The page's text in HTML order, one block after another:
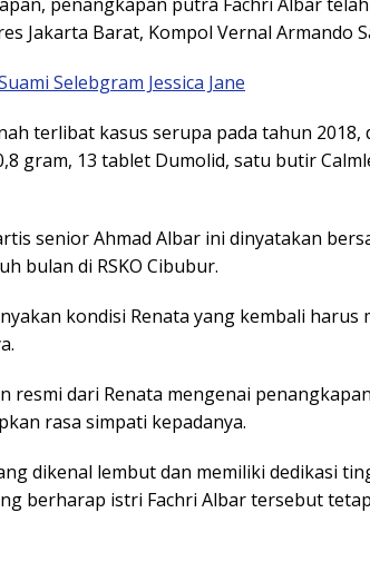
Jakarta Barat, Kompol Vernal Armando
Selebgram Jessica Jane
terlibat kasus serupa pada tahun 2018,
gram, 13 tablet Dumolid, satu butir
senior Ahmad Albar ini dinyatakan
bulan di RSKO Cibubur.
kondisi Renata yang kembali harus
resmi dari Renata mengenai
rasa simpati kepadanya.
dikenal lembut dan memiliki dedikasi
berharap istri Fachri Albar tersebut